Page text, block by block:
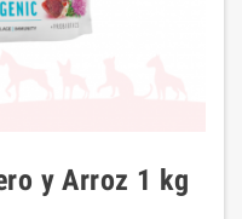
y Arroz 1 kg